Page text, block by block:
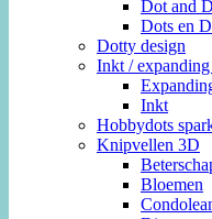
Dot and
Dots en
Dotty design
Inkt / expanding
Inkt
Hobbydots
Knipvellen 3D
Bloemen